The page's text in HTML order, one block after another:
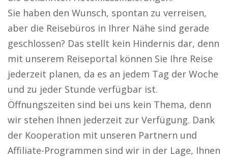
Sie haben den Wunsch, spontan zu verreisen,
aber die Reisebüros in Ihrer Nähe sind gerade
geschlossen? Das stellt kein Hindernis dar, denn
mit unserem Reiseportal können Sie Ihre Reise
jederzeit planen, da es an jedem Tag der Woche
und zu jeder Stunde verfügbar ist.
Öffnungszeiten sind bei uns kein Thema, denn
wir stehen Ihnen jederzeit zur Verfügung. Dank
der Kooperation mit unseren Partnern und
Affiliate-Programmen sind wir in der Lage, Ihnen